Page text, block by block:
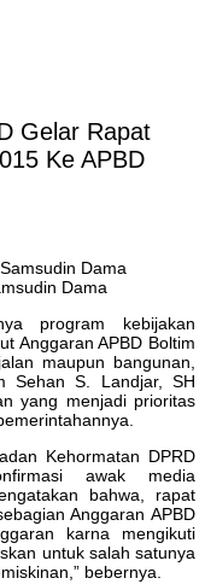
Gelar Rapat
Ke APBD
Dama
program kebijakan
Anggaran APBD Boltim
maupun bangunan,
Sehan S. Landjar, SH
yang menjadi prioritas
Kehormatan DPRD
awak media
bahwa, rapat
Anggaran APBD
karna mengikuti
untuk salah satunya
bebernya.